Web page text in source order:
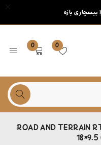
بیسچاری بازه
0
0
ROAD AND TERRAIN